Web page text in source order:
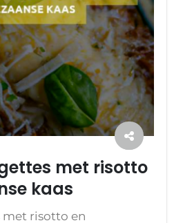
met risotto
kaas
met risotto en